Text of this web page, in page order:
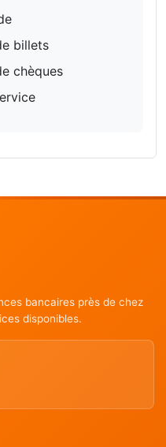
billets
chèques
bancaires près de chez
disponibles.